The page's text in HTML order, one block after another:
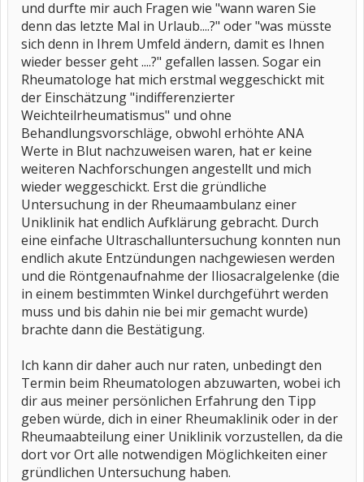
und durfte mir auch Fragen wie "wann waren Sie
denn das letzte Mal in Urlaub....?" oder "was müsste
sich denn in Ihrem Umfeld ändern, damit es Ihnen
wieder besser geht ....?" gefallen lassen. Sogar ein
Rheumatologe hat mich erstmal weggeschickt mit
der Einschätzung "indifferenzierter
Weichteilrheumatismus" und ohne
Behandlungsvorschläge, obwohl erhöhte ANA
Werte in Blut nachzuweisen waren, hat er keine
weiteren Nachforschungen angestellt und mich
wieder weggeschickt. Erst die gründliche
Untersuchung in der Rheumaambulanz einer
Uniklinik hat endlich Aufklärung gebracht. Durch
eine einfache Ultraschalluntersuchung konnten nun
endlich akute Entzündungen nachgewiesen werden
und die Röntgenaufnahme der Iliosacralgelenke (die
in einem bestimmten Winkel durchgeführt werden
muss und bis dahin nie bei mir gemacht wurde)
brachte dann die Bestätigung.
Ich kann dir daher auch nur raten, unbedingt den
Termin beim Rheumatologen abzuwarten, wobei ich
dir aus meiner persönlichen Erfahrung den Tipp
geben würde, dich in einer Rheumaklinik oder in der
Rheumaabteilung einer Uniklinik vorzustellen, da die
dort vor Ort alle notwendigen Möglichkeiten einer
gründlichen Untersuchung haben.